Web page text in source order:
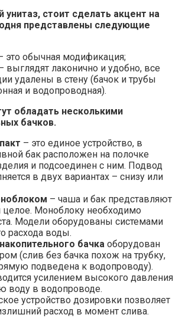
унитаз, стоит сделать акцент на
представлены следующие
это обычная модификация;
выглядят лаконично и удобно, все
удалены в стену (бачок и трубы
и водопроводная).
обладать несколькими
бачков.
– это единое устройство, в
бак расположен на полочке
и подсоединен с ним. Подвод
в двух вариантах – снизу или
– чаша и бак представляют
целое. Моноблоку необходимо
Модели оборудованы системами
расхода воды.
бачка оборудован
(слив без бачка похож на трубку,
подведена к водопроводу).
усилением высокого давления
воду в водопроводе.
устройство дозировки позволяет
расход в момент слива.